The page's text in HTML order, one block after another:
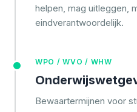
helpen, mag uitleggen,
eindverantwoordelijk.
WPO / WVO / WHW
Bewaartermijnen voor